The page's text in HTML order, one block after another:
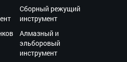
Сборный режущий
инструмент
Алмазный и
эльборовый
инструмент